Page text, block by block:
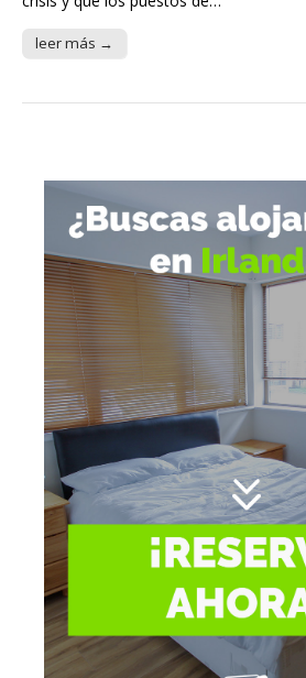
leer más →